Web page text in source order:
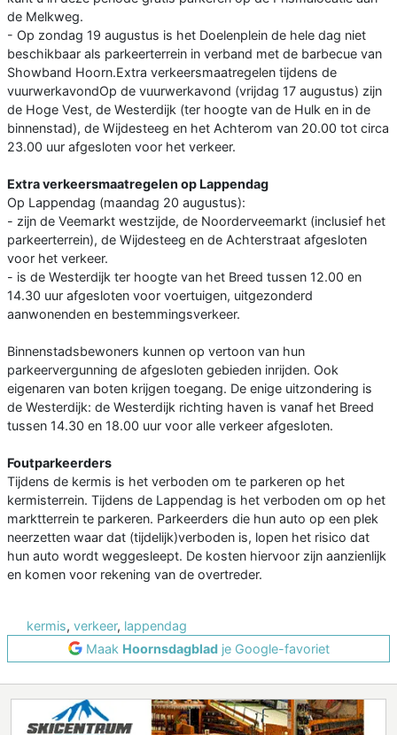
de Melkweg.
- Op zondag 19 augustus is het Doelenplein de hele dag niet
beschikbaar als parkeerterrein in verband met de barbecue van
Showband Hoorn.Extra verkeersmaatregelen tijdens de
vuurwerkavondOp de vuurwerkavond (vrijdag 17 augustus) zijn
de Hoge Vest, de Westerdijk (ter hoogte van de Hulk en in de
binnenstad), de Wijdesteeg en het Achterom van 20.00 tot circa
23.00 uur afgesloten voor het verkeer.
Extra verkeersmaatregelen op Lappendag
Op Lappendag (maandag 20 augustus):
- zijn de Veemarkt westzijde, de Noorderveemarkt (inclusief het
parkeerterrein), de Wijdesteeg en de Achterstraat afgesloten
voor het verkeer.
- is de Westerdijk ter hoogte van het Breed tussen 12.00 en
14.30 uur afgesloten voor voertuigen, uitgezonderd
aanwonenden en bestemmingsverkeer.
Binnenstadsbewoners kunnen op vertoon van hun
parkeervergunning de afgesloten gebieden inrijden. Ook
eigenaren van boten krijgen toegang. De enige uitzondering is
de Westerdijk: de Westerdijk richting haven is vanaf het Breed
tussen 14.30 en 18.00 uur voor alle verkeer afgesloten.
Foutparkeerders
Tijdens de kermis is het verboden om te parkeren op het
kermisterrein. Tijdens de Lappendag is het verboden om op het
marktterrein te parkeren. Parkeerders die hun auto op een plek
neerzetten waar dat (tijdelijk)verboden is, lopen het risico dat
hun auto wordt weggesleept. De kosten hiervoor zijn aanzienlijk
en komen voor rekening van de overtreder.
kermis, verkeer, lappendag
Maak Hoornsdagbladje Google-favoriet